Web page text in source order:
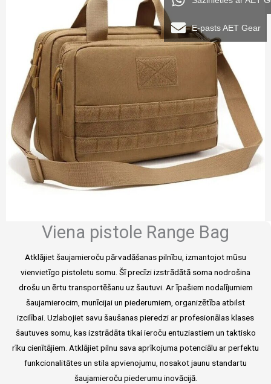
Viena pistole Range Bag
Atklājiet šaujamieroču pārvadāšanas pilnību, izmantojot mūsu
vienvietīgo pistoletu somu. Šī precīzi izstrādātā soma nodrošina
drošu un ērtu transportēšanu uz šautuvi. Ar īpašiem nodalījumiem
šaujamierocim, munīcijai un piederumiem, organizētība atbilst
izcilībai. Uzlabojiet savu šaušanas pieredzi ar profesionālas klases
šautuves somu, kas izstrādāta tikai ieroču entuziastiem un taktisko
rīku cienītājiem. Atklājiet pilnu sava aprīkojuma potenciālu ar perfektu
funkcionalitātes un stila apvienojumu, nosakot jaunu standartu
šaujamieroču piederumu inovācijā.
E-pasts AET Gear